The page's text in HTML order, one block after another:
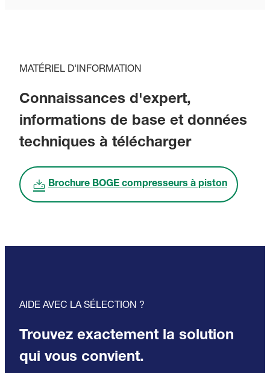
MATÉRIEL D'INFORMATION
Connaissances d'expert,
informations de base et données
techniques à télécharger
Brochure BOGE compresseurs à piston
AIDE AVEC LA SÉLECTION ?
Trouvez exactement la solution
qui vous convient.